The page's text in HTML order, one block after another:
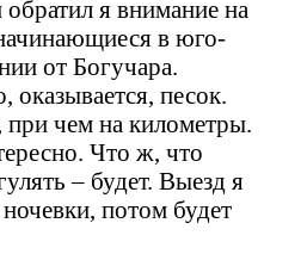
я внимание на
в юго-
от Богучара.
оказывается, песок.
чем на километры.
Что ж, что
– будет. Выезд я
потом будет